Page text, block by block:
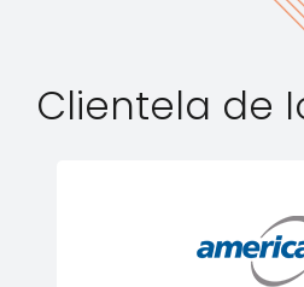
Clientela de